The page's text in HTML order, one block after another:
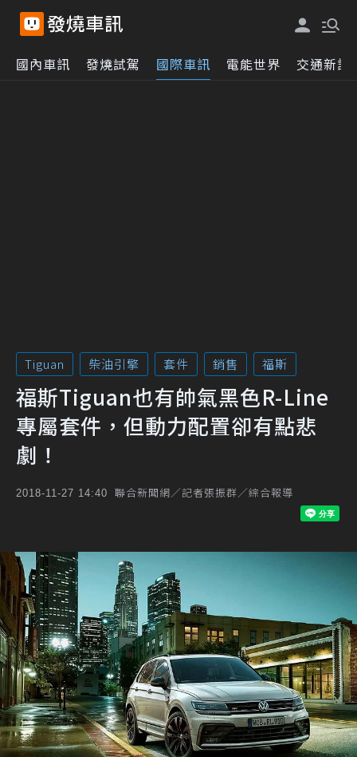
國內車訊 發燒試駕 國際車訊 電能世界 交通新訊
Tiguan 柴油引擎 套件 銷售 福斯
福斯Tiguan也有帥氣黑色R-Line
專屬套件，但動力配置卻有點悲
劇！
2018-11-27 14:40 聯合新聞網／記者張振群／綜合報導